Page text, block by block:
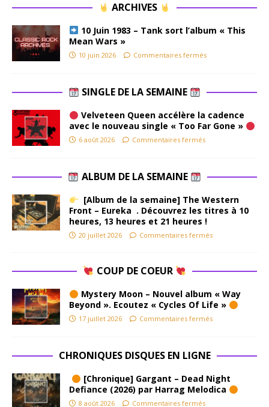
ARCHIVES
10 Juin 1983 – Tank sort l’album « This
Mean Wars »
10 juin 2026 Commentaires fermés
SINGLE DE LA SEMAINE
Velveteen Queen accélère la cadence
avec le nouveau single « Too Far Gone »
6 août 2026 Commentaires fermés
ALBUM DE LA SEMAINE
[Album de la semaine] The Western
Front – Eureka . Découvrez les titres à 10
heures, 13 heures et 21 heures !
20 juillet 2026 Commentaires fermés
COUP DE COEUR
Mystery Moon – Nouvel album « Way
Beyond ». Ecoutez « Cycles Of Life »
17 juillet 2026 Commentaires fermés
CHRONIQUES DISQUES EN LIGNE
[Chronique] Gargant – Dead Night
Defiance (2026) par Harrag Melodica
8 août 2026 Commentaires fermés